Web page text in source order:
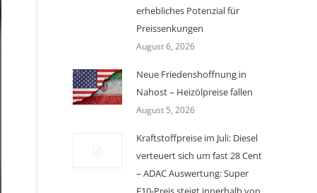
erhebliches Potenzial für
Preissenkungen
August 6, 2026
Neue Friedenshoffnung in
Nahost – Heizölpreise fallen
August 5, 2026
Kraftstoffpreise im Juli: Diesel
verteuert sich um fast 28 Cent
– ADAC Auswertung: Super